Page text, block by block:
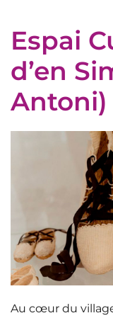
Espai
d’en
Antoni)
Au cœur du